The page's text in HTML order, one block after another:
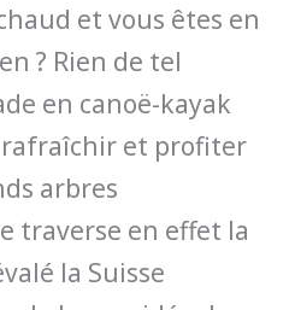
et vous êtes en
? Rien de tel
en canoë-kayak
rafraîchir et profiter
arbres
traverse en effet la
la Suisse